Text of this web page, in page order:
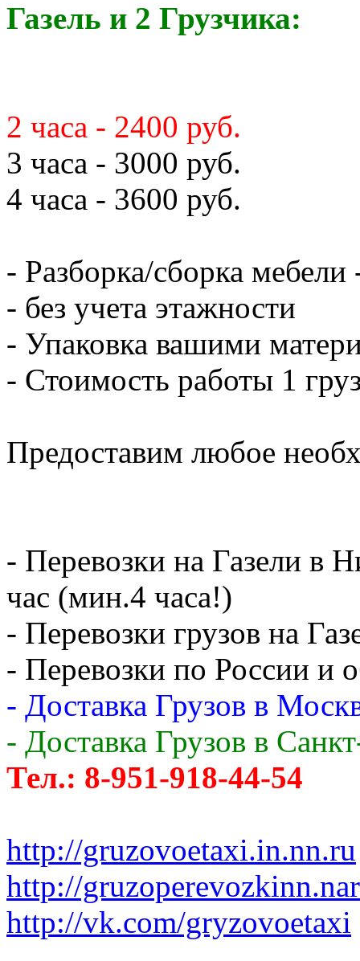
Газель и 2 Грузчика:
2 часа - 2400 руб.
3 часа - 3000 руб.
4 часа - 3600 руб.
- Разборка/сборка мебели
- без учета этажности
- Упаковка вашими
- Стоимость работы 1
Предоставим любое
- Перевозки на Газели в
час (мин.4 часа!)
- Перевозки грузов на
- Перевозки по России и
- Доставка Грузов в
- Доставка Грузов в
Тел.: 8-951-918-44-54
http://gruzovoetaxi.in.nn.ru
http://
http://vk.com/gryzovoetaxi